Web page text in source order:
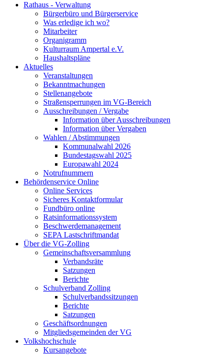
Rathaus - Verwaltung
Bürgerbüro und Bürgerservice
Was erledige ich wo?
Mitarbeiter
Organigramm
Kulturraum Ampertal e.V.
Haushaltspläne
Aktuelles
Veranstaltungen
Bekanntmachungen
Stellenangebote
Straßensperrungen im VG-Bereich
Ausschreibungen / Vergabe
Information über Ausschreibungen
Information über Vergaben
Wahlen / Abstimmungen
Kommunalwahl 2026
Bundestagswahl 2025
Europawahl 2024
Notrufnummern
Behördenservice Online
Online Services
Sicheres Kontaktformular
Fundbüro online
Ratsinformationssystem
Beschwerdemanagement
SEPA Lastschriftmandat
Über die VG-Zolling
Gemeinschaftsversammlung
Verbandsräte
Satzungen
Berichte
Schulverband Zolling
Schulverbandssitzungen
Berichte
Satzungen
Geschäftsordnungen
Mitgliedsgemeinden der VG
Volkshochschule
Kursangebote